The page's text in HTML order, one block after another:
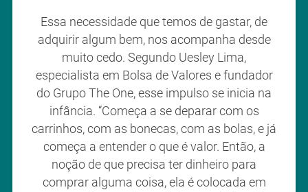
Essa necessidade que temos de gastar, de
adquirir algum bem, nos acompanha desde
muito cedo. Segundo Uesley Lima,
especialista em Bolsa de Valores e fundador
do Grupo The One, esse impulso se inicia na
infância. “Começa a se deparar com os
carrinhos, com as bonecas, com as bolas, e já
começa a entender o que é valor. Então, a
noção de que precisa ter dinheiro para
comprar alguma coisa, ela é colocada em